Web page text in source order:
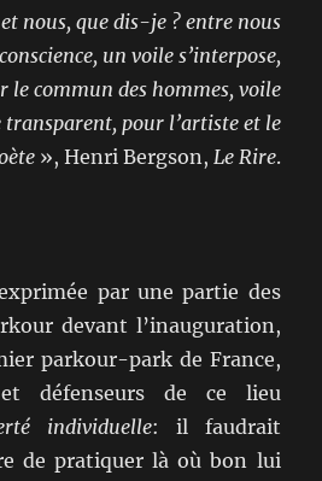
nous, que dis-je ? entre nous
un voile s’interpose,
le commun des hommes, voile
transparent, pour l’artiste et le
», Henri Bergson, Le Rire.
par une partie des
devant l’inauguration,
parkour-park de France,
défenseurs de ce lieu
individuelle: il faudrait
de pratiquer là où bon lui